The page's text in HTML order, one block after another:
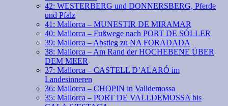
42: WESTERBERG und DONNERSBERG, Pferde
und Pfalz
41: Mallorca – MUNESTIR DE MIRAMAR
40: Mallorca – Fußwege nach PORT DE SÓLLER
39: Mallorca – Abstieg zu NA FORADADA
38: Mallorca – Am Rand der HOCHEBENE ÜBER
DEM MEER
37: Mallorca – CASTELL D’ALARÓ im
Landesinneren
36: Mallorca – CHOPIN in Valldemossa
35: Mallorca – PORT DE VALLDEMOSSA bis